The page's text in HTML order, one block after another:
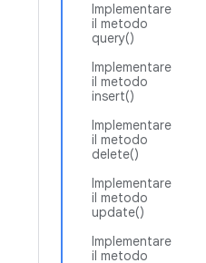
Implementare
il metodo
query()
Implementare
il metodo
insert()
Implementare
il metodo
delete()
Implementare
il metodo
update()
Implementare
il metodo